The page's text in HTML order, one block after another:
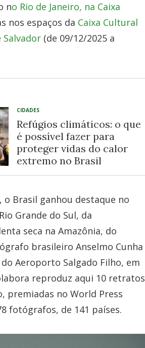
no Rio de Janeiro, na Caixa
nos espaços da Caixa Cultural
Salvador (de 09/12/2025 a
CIDADES
Refúgios climáticos: o que
é possível fazer para
proteger vidas do calor
extremo no Brasil
Brasil ganhou destaque no
Grande do Sul, da
seca na Amazônia, do
brasileiro Anselmo Cunha
Aeroporto Salgado Filho, em
reproduz aqui 10 retratos
premiadas no World Press
fotógrafos, de 141 países.